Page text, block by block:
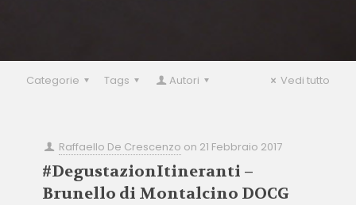
Categorie Tags Autori Vedi tutto
Raffaello De Crescenzo on 21 Febbraio 2017
#DegustazionItineranti –
Brunello di Montalcino DOCG